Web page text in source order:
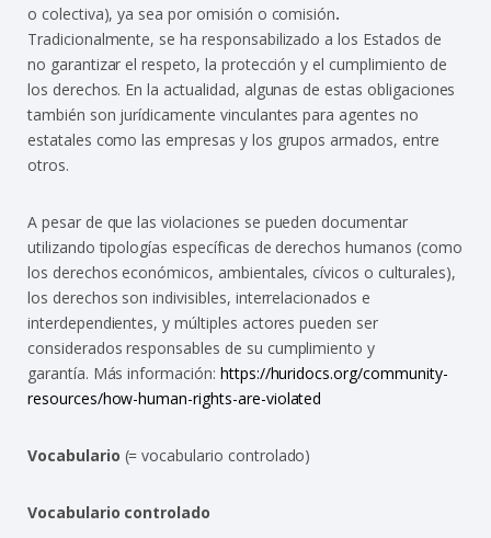
o colectiva), ya sea por omisión o comisión.
Tradicionalmente, se ha responsabilizado a los Estados de
no garantizar el respeto, la protección y el cumplimiento de
los derechos. En la actualidad, algunas de estas obligaciones
también son jurídicamente vinculantes para agentes no
estatales como las empresas y los grupos armados, entre
otros.
A pesar de que las violaciones se pueden documentar
utilizando tipologías específicas de derechos humanos (como
los derechos económicos, ambientales, cívicos o culturales),
los derechos son indivisibles, interrelacionados e
interdependientes, y múltiples actores pueden ser
considerados responsables de su cumplimiento y
garantía. Más información: https://huridocs.org/community-
resources/how-human-rights-are-violated
Vocabulario (= vocabulario controlado)
Vocabulario controlado